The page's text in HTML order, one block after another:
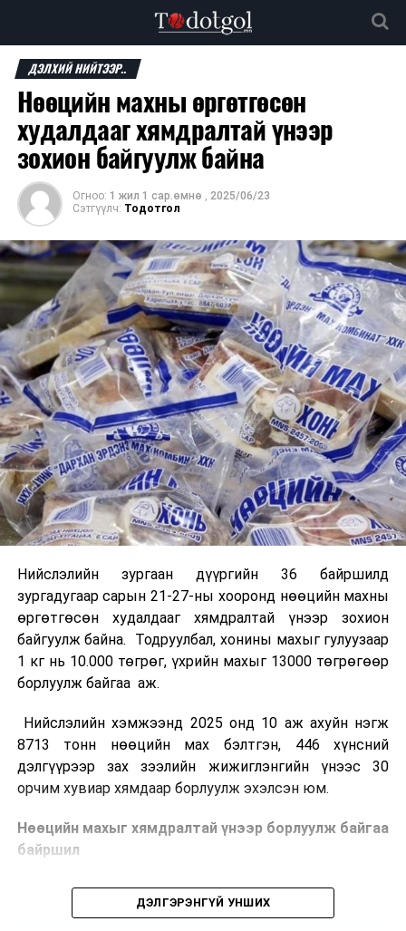
ДЭЛХИЙ НИЙТЭЭР..
Нөөцийн махны өргөтгөсөн
худалдааг хямдралтай үнээр
зохион байгуулж байна
Огноо: 1 жил 1 сар.өмнө , 2025/06/23
Сэтгүүлч: Тодотгол
Нийслэлийн зургаан дүүргийн 36 байршилд
зургадугаар сарын 21-27-ны хооронд нөөцийн махны
өргөтгөсөн худалдааг хямдралтай үнээр зохион
байгуулж байна. Тодруулбал, хонины махыг гулуузаар
1 кг нь 10.000 төгрөг, үхрийн махыг 13000 төгрөгөөр
борлуулж байгаа аж.
Нийслэлийн хэмжээнд 2025 онд 10 аж ахуйн нэгж
8713 тонн нөөцийн мах бэлтгэн, 446 хүнсний
дэлгүүрээр зах зээлийн жижиглэнгийн үнээс 30
орчим хувиар хямдаар борлуулж эхэлсэн юм.
Нөөцийн махыг хямдралтай үнээр борлуулж байгаа
байршил
ДЭЛГЭРЭНГҮЙ УНШИХ